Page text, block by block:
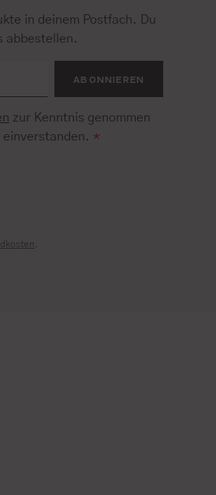
in deinem Postfach. Du
abbestellen.
ABONNIEREN
zur Kenntnis genommen
einverstanden. *